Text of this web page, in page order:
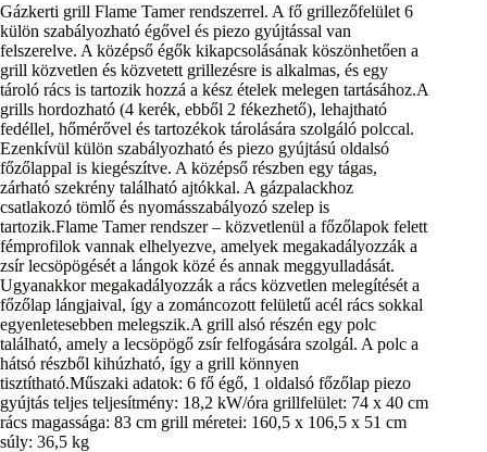
Gázkerti grill Flame Tamer rendszerrel. A fő grillezőfelület 6
külön szabályozható égővel és piezo gyújtással van
felszerelve. A középső égők kikapcsolásának köszönhetően a
grill közvetlen és közvetett grillezésre is alkalmas, és egy
tároló rács is tartozik hozzá a kész ételek melegen tartásához.A
grills hordozható (4 kerék, ebből 2 fékezhető), lehajtható
fedéllel, hőmérővel és tartozékok tárolására szolgáló polccal.
Ezenkívül külön szabályozható és piezo gyújtású oldalsó
főzőlappal is kiegészítve. A középső részben egy tágas,
zárható szekrény található ajtókkal. A gázpalackhoz
csatlakozó tömlő és nyomásszabályozó szelep is
tartozik.Flame Tamer rendszer – közvetlenül a főzőlapok felett
fémprofilok vannak elhelyezve, amelyek megakadályozzák a
zsír lecsöpögését a lángok közé és annak meggyulladását.
Ugyanakkor megakadályozzák a rács közvetlen melegítését a
főzőlap lángjaival, így a zománcozott felületű acél rács sokkal
egyenletesebben melegszik.A grill alsó részén egy polc
található, amely a lecsöpögő zsír felfogására szolgál. A polc a
hátsó részből kihúzható, így a grill könnyen
tisztítható.Műszaki adatok: 6 fő égő, 1 oldalsó főzőlap piezo
gyújtás teljes teljesítmény: 18,2 kW/óra grillfelület: 74 x 40 cm
rács magassága: 83 cm grill méretei: 160,5 x 106,5 x 51 cm
súly: 36,5 kg